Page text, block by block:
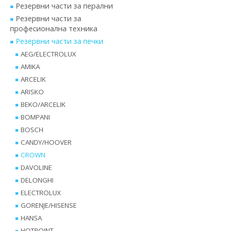
Резервни части за перални
Резервни части за
професионална техника
Резервни части за печки
AEG/ELECTROLUX
AMIKA
ARCELIK
ARISKO
BEKO/ARCELIK
BOMPANI
BOSCH
CANDY/HOOVER
CROWN
DAVOLINE
DELONGHI
ELECTROLUX
GORENJE/HISENSE
HANSA